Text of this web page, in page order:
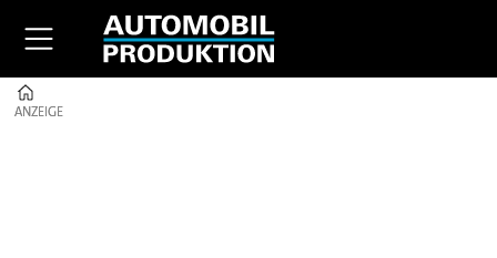
ANZEIGE
ANZEIGE